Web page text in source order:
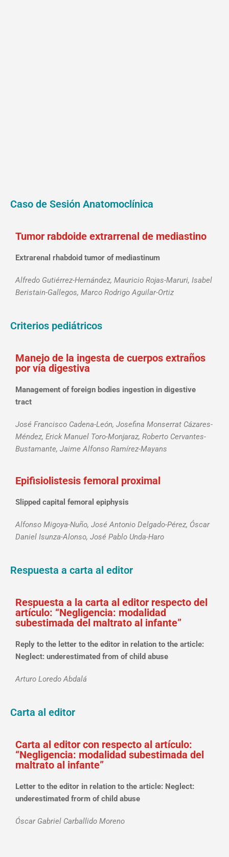
Caso de Sesión Anatomoclínica
Tumor rabdoide extrarrenal de mediastino
Extrarenal rhabdoid tumor of mediastinum
Alfredo Gutiérrez-Hernández, Mauricio Rojas-Maruri, Isabel
Beristain-Gallegos, Marco Rodrigo Aguilar-Ortiz
Criterios pediátricos
Manejo de la ingesta de cuerpos extraños
por vía digestiva
Management of foreign bodies ingestion in digestive
tract
José Francisco Cadena-León, Josefina Monserrat Cázares-
Méndez, Erick Manuel Toro-Monjaraz, Roberto Cervantes-
Bustamante, Jaime Alfonso Ramírez-Mayans
Epifisiolistesis femoral proximal
Slipped capital femoral epiphysis
Alfonso Migoya-Nuño, José Antonio Delgado-Pérez, Óscar
Daniel Isunza-Alonso, José Pablo Unda-Haro
Respuesta a carta al editor
Respuesta a la carta al editor respecto del
artículo: “Negligencia: modalidad
subestimada del maltrato al infante”
Reply to the letter to the editor in relation to the article:
Neglect: underestimated from of child abuse
Arturo Loredo Abdalá
Carta al editor
Carta al editor con respecto al artículo:
“Negligencia: modalidad subestimada del
maltrato al infante”
Letter to the editor in relation to the article: Neglect:
underestimated frorm of child abuse
Óscar Gabriel Carballido Moreno